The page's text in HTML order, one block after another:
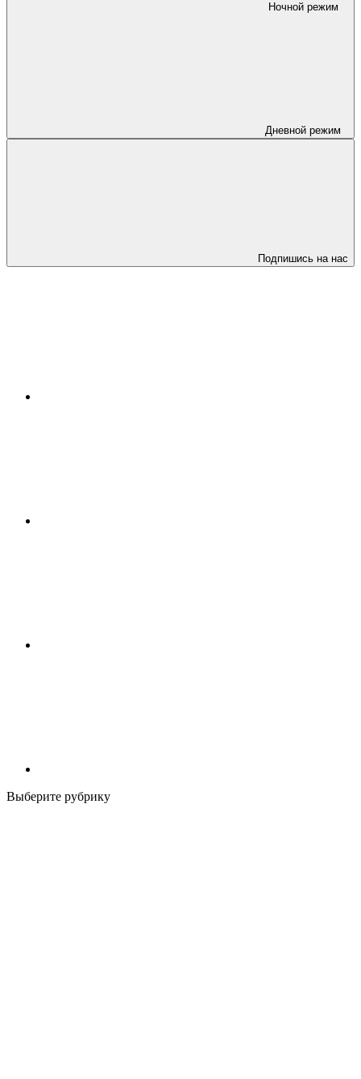
Ночной режим
Дневной режим
Подпишись на нас
Выберите рубрику